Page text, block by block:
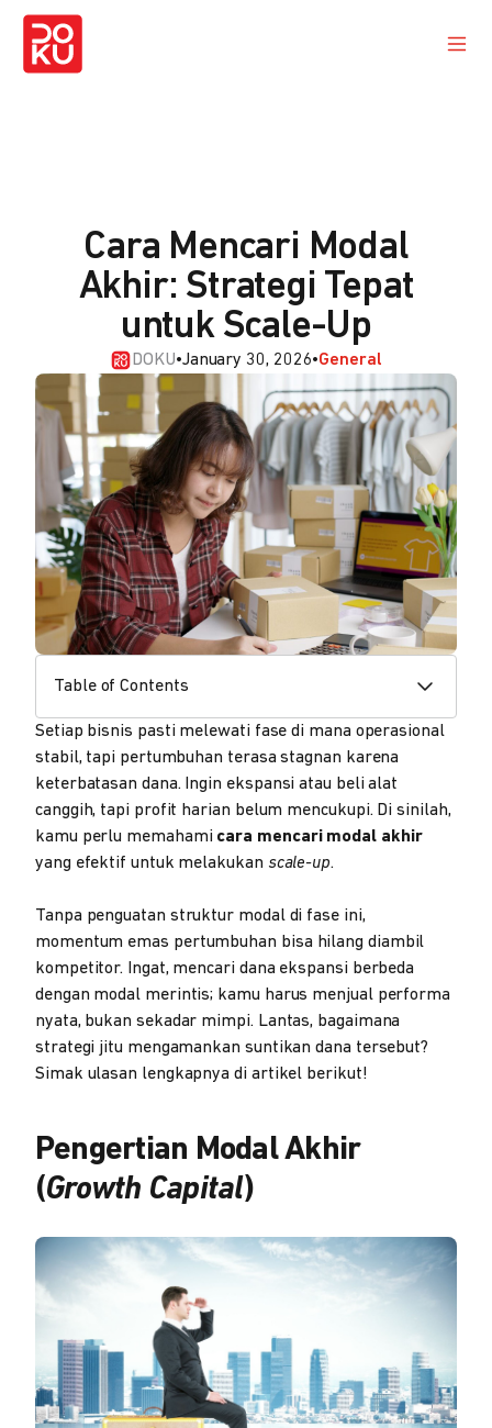
Cara Mencari Modal
Akhir: Strategi Tepat
untuk Scale-Up
DOKU•January 30, 2026•General
Table of Contents
Setiap bisnis pasti melewati fase di mana operasional
stabil, tapi pertumbuhan terasa stagnan karena
keterbatasan dana. Ingin ekspansi atau beli alat
canggih, tapi profit harian belum mencukupi. Di sinilah,
kamu perlu memahami cara mencari modal akhir
yang efektif untuk melakukan scale-up.
Tanpa penguatan struktur modal di fase ini,
momentum emas pertumbuhan bisa hilang diambil
kompetitor. Ingat, mencari dana ekspansi berbeda
dengan modal merintis; kamu harus menjual performa
nyata, bukan sekadar mimpi. Lantas, bagaimana
strategi jitu mengamankan suntikan dana tersebut?
Simak ulasan lengkapnya di artikel berikut!
Pengertian Modal Akhir
(Growth Capital)